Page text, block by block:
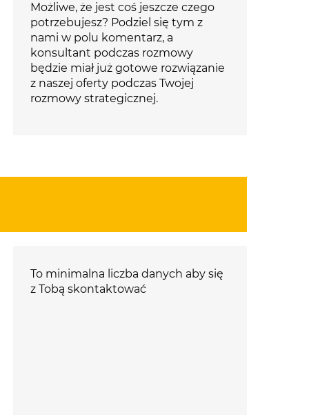
Możliwe, że jest coś jeszcze czego
potrzebujesz? Podziel się tym z
nami w polu komentarz, a
konsultant podczas rozmowy
będzie miał już gotowe rozwiązanie
z naszej oferty podczas Twojej
rozmowy strategicznej.
To minimalna liczba danych aby się
z Tobą skontaktować